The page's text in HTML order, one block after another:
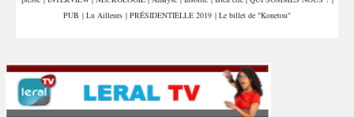
PUB | Lu Ailleurs | PRÉSIDENTIELLE 2019 | Le billet de "Konetou"